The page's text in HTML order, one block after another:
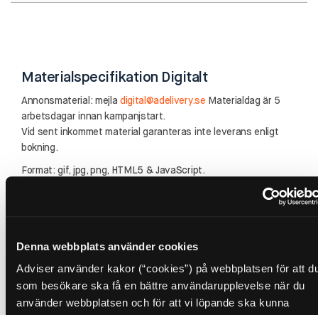
Denna webbplats använder cookies
Adviser använder kakor (“cookies”) på webbplatsen för att
som besökare ska få en bättre användarupplevelse när du
använder webbplatsen och för att vi löpande ska kunna
Materialspecifikation Digitalt
Annonsmaterial: mejla digital@adelivery.se Materialdag är 5
arbetsdagar innan kampanjstart.
Vid sent inkommet material garanteras inte leverans enligt
bokning.
Format: gif, jpg, png, HTML5 & JavaScript.
banner-specifications
Annonsmaterial för Nyhetsbrev, Instagram & Stand Alone
https://www.picaflow.com/unique/adviserstudio/